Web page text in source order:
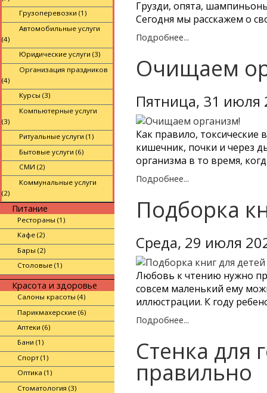
Грузоперевозки (1)
Автомобильные услуги
(4)
Юридические услуги (3)
Организация праздников
(4)
Курсы (3)
Компьютерные услуги
(3)
Ритуальные услуги (1)
Бытовые услуги (6)
СМИ (2)
Коммунальные услуги
(2)
Питание
Рестораны (1)
Кафе (2)
Бары (2)
Столовые (1)
Красота и здоровье
Салоны красоты (4)
Парикмахерские (6)
Аптеки (6)
Бани (1)
Спорт (1)
Оптика (1)
Стоматология (3)
Грузди, опята,
Сегодня мы расскажем о
Подробнее...
Очищаем
Пятница, 31 июля
Как правило, токсические
кишечник, почки и через
организма в то время,
Подробнее...
Подборка
Среда, 29 июля
Любовь к чтению нужно
совсем маленький ему
иллюстрации. К году
Подробнее...
Стенка для
правильно